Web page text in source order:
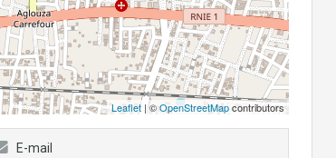
Leaflet | ©OpenStreetMapcontributors
E-mail